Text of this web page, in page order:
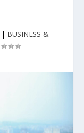
| BUSINESS &